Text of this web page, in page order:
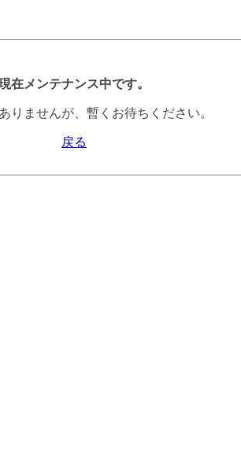
在メンテナンス中です。
りませんが、暫くお待ちください。
戻る